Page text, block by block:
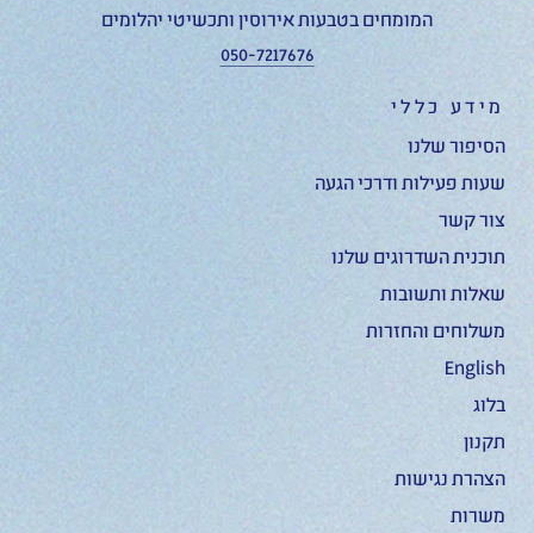
המומחים בטבעות אירוסין ותכשיטי יהלומים
050-7217676
מידע כללי
הסיפור שלנו
שעות פעילות ודרכי הגעה
צור קשר
תוכנית השדרוגים שלנו
שאלות ותשובות
משלוחים והחזרות
English
בלוג
תקנון
הצהרת נגישות
משרות